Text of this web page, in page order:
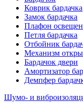
Коврик бардачка
Замок бардачка
Плафон
Петля бардачка
Отбойник
Механизм
Бардачок двери
Амортизатор
Демпфер
Шумо- и